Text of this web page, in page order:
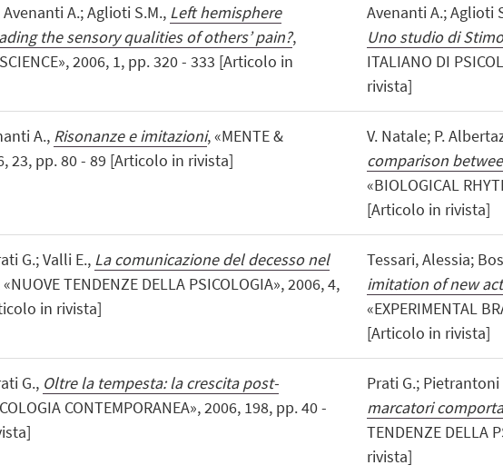
A.; Aglioti S.M., Left hemisphere
the sensory qualities of others’ pain?,
2006, 1, pp. 320 - 333 [Articolo in
Avenanti A.; Aglioti
Uno studio di
ITALIANO DI
rivista]
A., Risonanze e imitazioni, «MENTE &
23, pp. 80 - 89 [Articolo in rivista]
V. Natale; P.
comparison
«BIOLOGICAL
[Articolo in rivista]
G.; Valli E., La comunicazione del decesso nel
«NUOVE TENDENZE DELLA PSICOLOGIA», 2006, 4,
in rivista]
Tessari, Alessia;
imitation of new
«EXPERIMENTAL
[Articolo in rivista]
G., Oltre la tempesta: la crescita post-
CONTEMPORANEA», 2006, 198, pp. 40 -
Prati G.; Pietrantoni
marcatori
TENDENZE DELLA
rivista]